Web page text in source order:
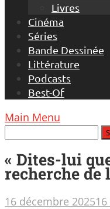
Livres
Cinéma
Séries
Bande Dessinée
Littérature
Podcasts
Best-Of
Main Menu
« Dites-lui
recherche de
16 décembre 2025